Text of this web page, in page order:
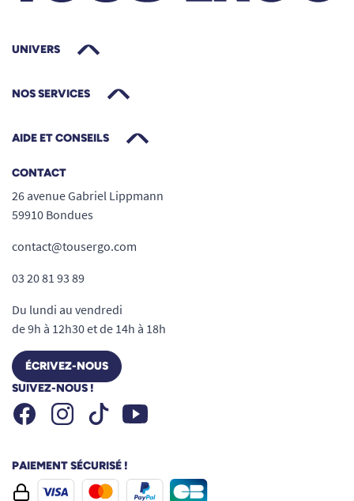
UNIVERS
NOS SERVICES
AIDE ET CONSEILS
CONTACT
26 avenue Gabriel Lippmann
59910 Bondues
contact@tousergo.com
03 20 81 93 89
Du lundi au vendredi
de 9h à 12h30 et de 14h à 18h
ÉCRIVEZ-NOUS
SUIVEZ-NOUS !
FacebookInstagramTiktok Youtube
PAIEMENT SÉCURISÉ !